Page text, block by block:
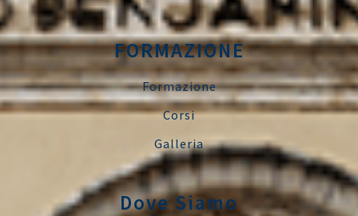
FORMAZIONE
Formazione
Corsi
Galleria
Dove Siamo